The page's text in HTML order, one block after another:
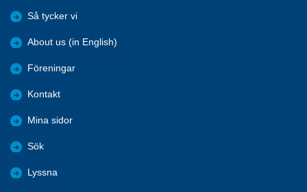
Så tycker vi
About us (in English)
Föreningar
Kontakt
Mina sidor
Sök
Lyssna